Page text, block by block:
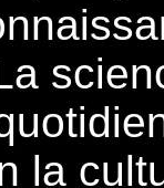
la